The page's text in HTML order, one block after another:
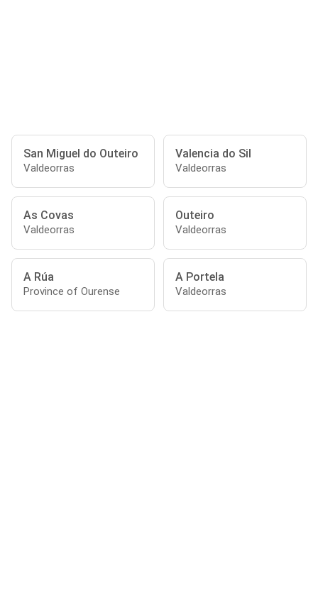
San Miguel do Outeiro
Valdeorras
Valencia do Sil
Valdeorras
As Covas
Valdeorras
Outeiro
Valdeorras
A Rúa
Province of Ourense
A Portela
Valdeorras